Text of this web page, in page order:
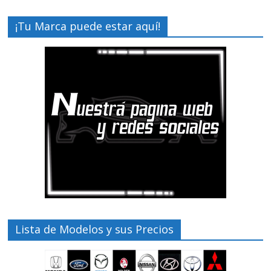
¡Tu Marca puede estar aquí!
Lista de Modelos y sus Precios